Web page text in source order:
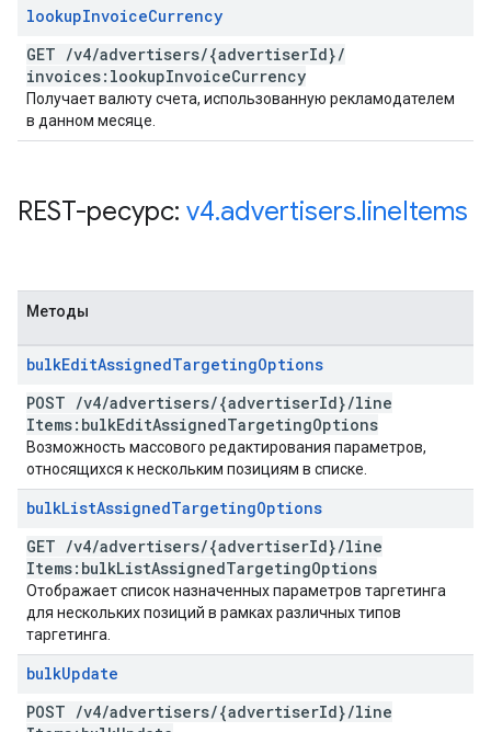
lookupInvoiceCurrency
GET /v4/advertisers/{advertiserId}/
invoices:lookupInvoiceCurrency
Получает валюту счета, использованную рекламодателем
в данном месяце.
REST-ресурс: v4.advertisers.lineItems
Методы
bulkEditAssignedTargetingOptions
POST /v4/advertisers/{advertiserId}/line
Items:bulkEditAssignedTargetingOptions
Возможность массового редактирования параметров,
относящихся к нескольким позициям в списке.
bulkListAssignedTargetingOptions
GET /v4/advertisers/{advertiserId}/line
Items:bulkListAssignedTargetingOptions
Отображает список назначенных параметров таргетинга
для нескольких позиций в рамках различных типов
таргетинга.
bulkUpdate
POST /v4/advertisers/{advertiserId}/line